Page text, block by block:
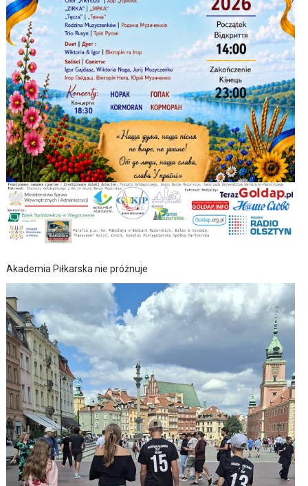
Akademia Piłkarska nie próżnuje